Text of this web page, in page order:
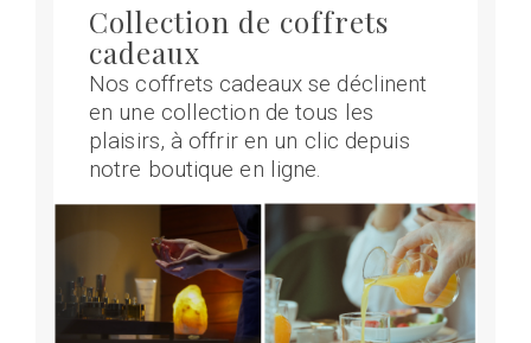
Collection de coffrets
cadeaux
Nos coffrets cadeaux se déclinent
en une collection de tous les
plaisirs, à offrir en un clic depuis
notre boutique en ligne.